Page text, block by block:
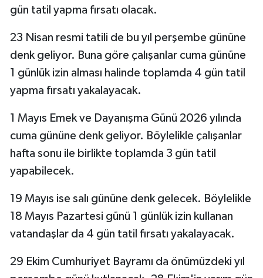
gün tatil yapma fırsatı olacak.
23 Nisan resmi tatili de bu yıl perşembe gününe
denk geliyor. Buna göre çalışanlar cuma gününe
1 günlük izin alması halinde toplamda 4 gün tatil
yapma fırsatı yakalayacak.
1 Mayıs Emek ve Dayanışma Günü 2026 yılında
cuma gününe denk geliyor. Böylelikle çalışanlar
hafta sonu ile birlikte toplamda 3 gün tatil
yapabilecek.
19 Mayıs ise salı gününe denk gelecek. Böylelikle
18 Mayıs Pazartesi günü 1 günlük izin kullanan
vatandaşlar da 4 gün tatil fırsatı yakalayacak.
29 Ekim Cumhuriyet Bayramı da önümüzdeki yıl